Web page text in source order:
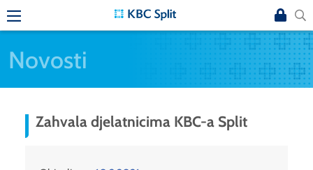
Novosti
Zahvala djelatnicima KBC-a Split